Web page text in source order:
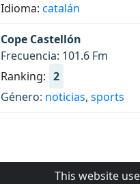
Idioma: catalán
Cope Castellón
Frecuencia: 101.6 Fm
Ranking: 2
Género: noticias, sports
This website